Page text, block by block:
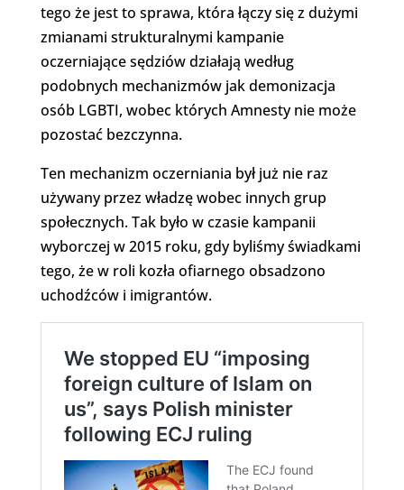
tego że jest to sprawa, która łączy się z dużymi
zmianami strukturalnymi kampanie
oczerniające sędziów działają według
podobnych mechanizmów jak demonizacja
osób LGBTI, wobec których Amnesty nie może
pozostać bezczynna.
Ten mechanizm oczerniania był już nie raz
używany przez władzę wobec innych grup
społecznych. Tak było w czasie kampanii
wyborczej w 2015 roku, gdy byliśmy świadkami
tego, że w roli kozła ofiarnego obsadzono
uchodźców i imigrantów.